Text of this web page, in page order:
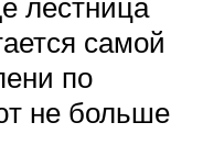
самой
по
не больше